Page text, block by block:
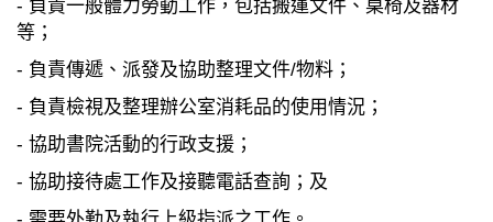
- 負責一般體力勞動工作，包括搬運文件、桌椅及器材
等；
- 負責傳遞、派發及協助整理文件/物料；
- 負責檢視及整理辦公室消耗品的使用情況；
- 協助書院活動的行政支援；
- 協助接待處工作及接聽電話查詢；及